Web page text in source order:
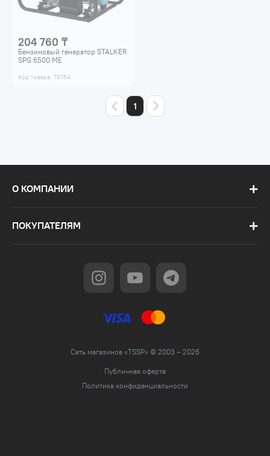
204 760 ₸
Бензиновый генератор STALKER
SPG 6500 ME
Код товара: 79754
1
О КОМПАНИИ
ПОКУПАТЕЛЯМ
Сеть магазинов «TSSP» © 2003 – 2026
Публичная оферта
Политика конфиденциальности